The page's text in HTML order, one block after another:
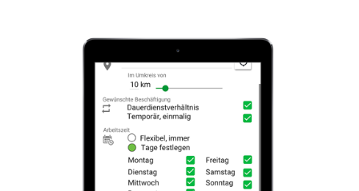
KESB Bezirk Affoltern
Affoltern am Albis
Papyrus Schweiz AG
Thalwil